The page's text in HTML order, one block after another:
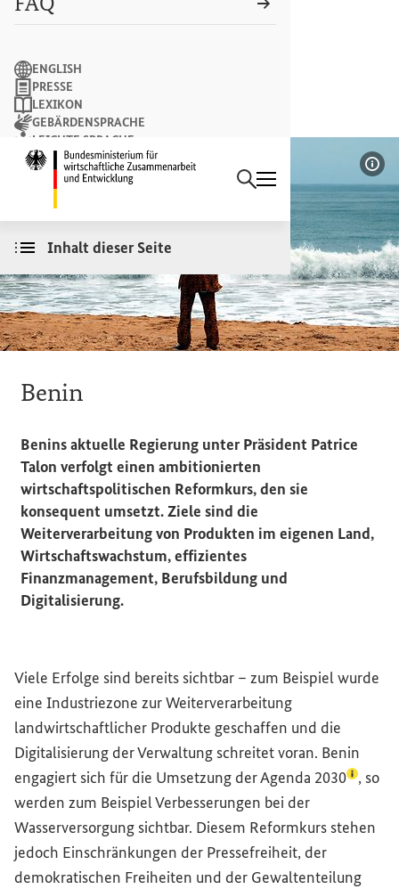
Startseite des
Suchbegriff
Suchen
ENGLISH
PRESSE
LEXIKON
GEBÄRDENSPRACHE
LEICHTE SPRACHE
NEWSLETTER
Inhalt dieser Seite
Benin
Benins aktuelle Regierung unter Präsident Patrice
Talon verfolgt einen ambitionierten
wirtschaftspolitischen Reformkurs, den sie
konsequent umsetzt. Ziele sind die
Weiterverarbeitung von Produkten im eigenen Land,
Wirtschaftswachstum, effizientes
Finanzmanagement, Berufsbildung und
Digitalisierung.
Viele Erfolge sind bereits sichtbar – zum Beispiel wurde
eine Industriezone zur Weiterverarbeitung
landwirtschaftlicher Produkte geschaffen und die
Digitalisierung der Verwaltung schreitet voran. Benin
engagiert sich für die Umsetzung derAgenda 2030 , so
werden zum Beispiel Verbesserungen bei der
Wasserversorgung sichtbar. Diesem Reformkurs stehen
jedoch Einschränkungen der Pressefreiheit, der
demokratischen Freiheiten und der Gewaltenteilung